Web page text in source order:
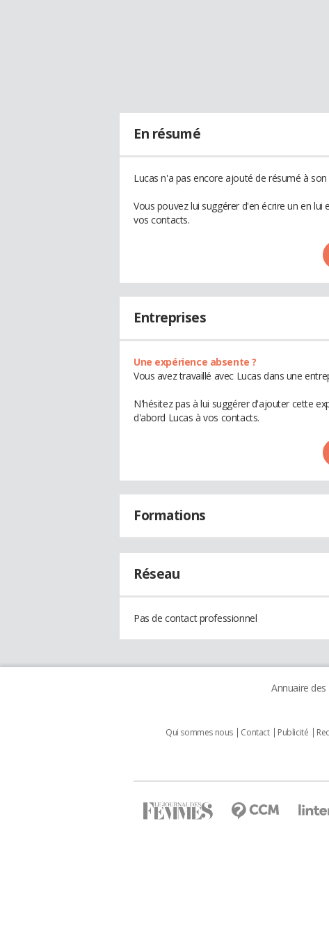
En résumé
Lucas n'a pas encore ajouté de résumé à son
Vous pouvez lui suggérer d'en écrire un en
vos contacts.
Entreprises
Une expérience absente ?
Vous avez travaillé avec Lucas dans une
N'hésitez pas à lui suggérer d'ajouter cette
d'abord Lucas à vos contacts.
Formations
Réseau
Pas de contact professionnel
Annuaire
Qui sommes nous Contact Publicité